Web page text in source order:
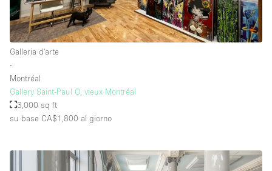
Galleria d'arte
∙
Montréal
Gallery Saint-Paul O, vieux Montréal
3,000 sq ft
su base CA$1,800 al giorno